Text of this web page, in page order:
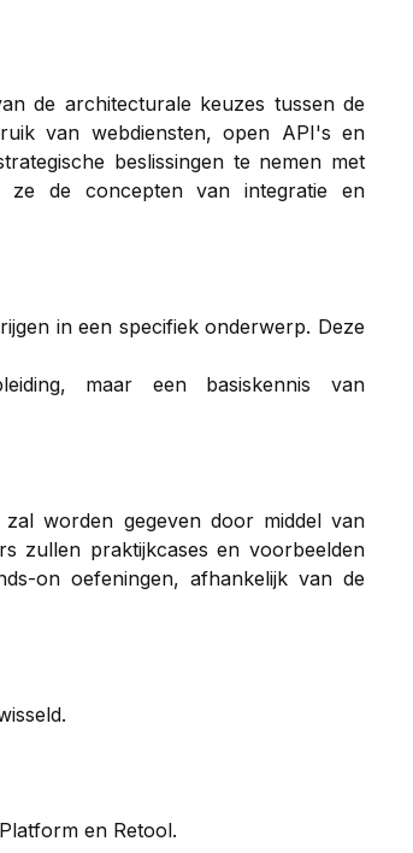
de architecturale keuzes tussen de
van webdiensten, open API's en
beslissingen te nemen met
ze de concepten van integratie en
in een specifiek onderwerp. Deze
maar een basiskennis van
worden gegeven door middel van
zullen praktijkcases en voorbeelden
on oefeningen, afhankelijk van de
en Retool.